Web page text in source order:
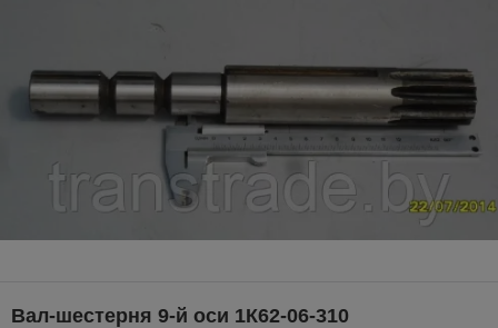
Вал-шестерня 9-й оси 1К62-06-310